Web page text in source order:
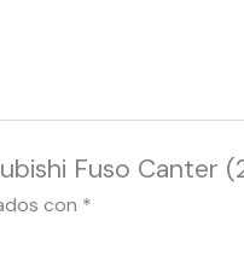
Fuso Canter
con *